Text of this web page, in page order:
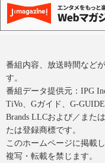
番組内容、放送時間など
す。
番組データ提供元：IPG
TiVo、Gガイド、G-
Brands LLCおよび／また
たは登録商標です。
このホームページに掲載
複写・転載を禁じます。